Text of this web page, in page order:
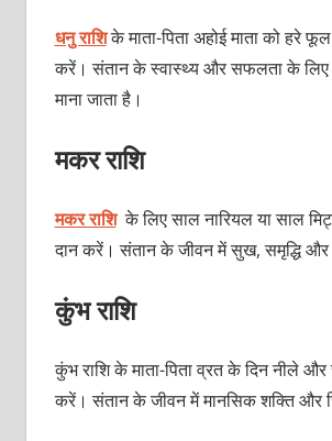
धनु राशिके माता-पिता अहोई माता को हरे
करें। संतान के स्वास्थ्य और सफलता के लिए
माना जाता है।
मकर राशि
मकर राशिके लिए साल नारियल या साल
दान करें। संतान के जीवन में सुख, समृद्धि और
कुंभ राशि
कुंभ राशि के माता-पिता व्रत के दिन नीले
करें। संतान के जीवन में मानसिक शक्ति और